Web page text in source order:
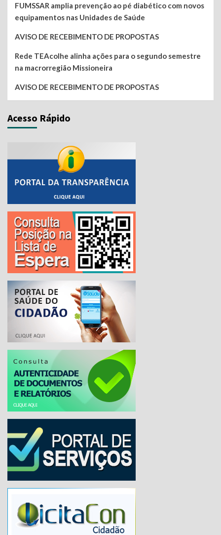
FUMSSAR amplia prevenção ao pé diabético com novos
equipamentos nas Unidades de Saúde
AVISO DE RECEBIMENTO DE PROPOSTAS
Rede TEAcolhe alinha ações para o segundo semestre
na macrorregião Missioneira
AVISO DE RECEBIMENTO DE PROPOSTAS
Acesso Rápido